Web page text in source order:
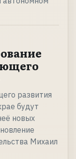
развития
будут
новых
Михаил